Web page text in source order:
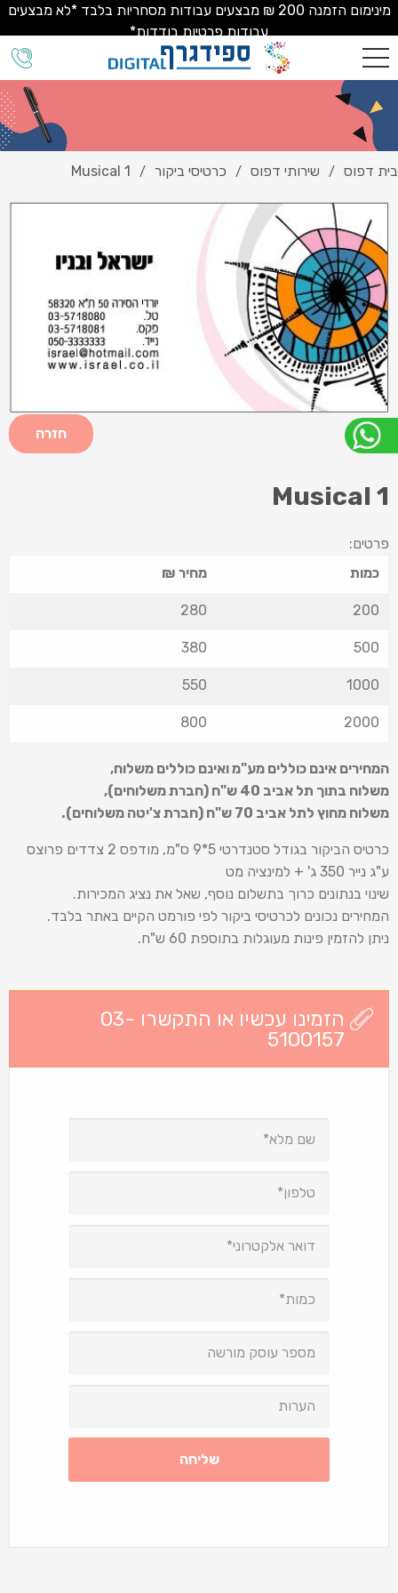
מינימום הזמנה 200 ₪ מבצעים עבודות מסחריות בלבד *לא מבצעים
עבודות פרטיות בודדות*
בית דפוס / שירותי דפוס / כרטיסי ביקור /
Musical 1
חזרה
Musical 1
פרטים:
כמות
מחיר ₪
200
280
500
380
1000
550
2000
800
המחירים אינם כוללים מע"מ ואינם כוללים משלוח,
משלוח בתוך תל אביב 40 ש
"ח (חברת משלוחים),
משלוח מחוץ לתל אביב 70 ש
"ח (חברת צ'יטה משלוחים).
כרטיס הביקור בגודל סטנדרטי 5*9 ס"מ, מודפס 2 צדדים פרוצס
ע"ג נייר 350 ג' + למינציה מט
שינוי בנתונים כרוך בתשלום נוסף, שאל את נציג המכירות.
המחירים נכונים לכרטיסי ביקור לפי פורמט הקיים באתר בלבד.
ניתן להזמין פינות מעוגלות בתוספת 60 ש"ח.
הזמינו עכשיו או התקשרו 03-
5100157